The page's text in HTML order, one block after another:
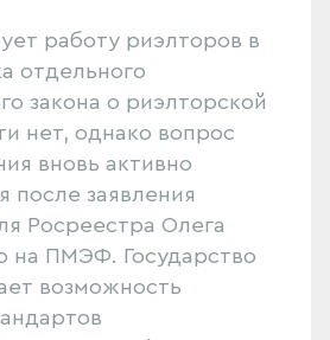
работу риэлторов в
отдельного
закона о риэлторской
нет, однако вопрос
вновь активно
после заявления
Росреестра Олега
на ПМЭФ. Государство
возможность